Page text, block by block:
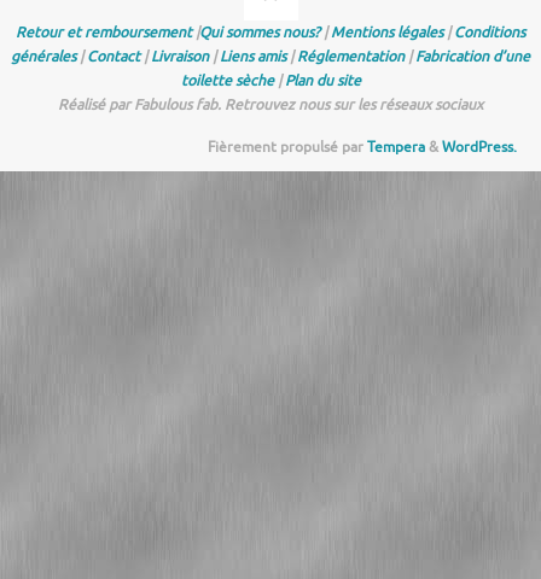
Retour et remboursement|Qui sommes nous?|Mentions légales|Conditions
générales|Contact|Livraison|Liens amis|Réglementation|Fabrication d’une
toilette sèche|Plan du site
Réalisé par Fabulous fab. Retrouvez nous sur les réseaux sociaux
Fièrement propulsé parTempera&WordPress.